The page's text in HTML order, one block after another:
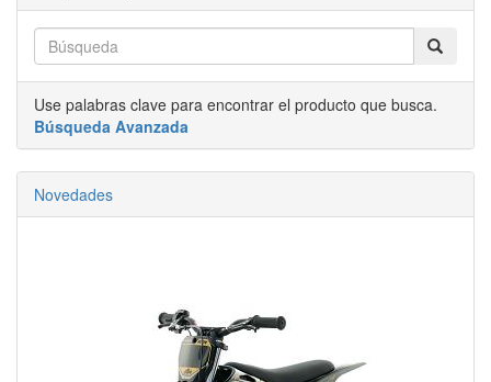
Use palabras clave para encontrar el producto que busca.
Búsqueda Avanzada
Novedades